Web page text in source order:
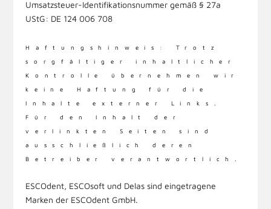
Umsatzsteuer-Identifikationsnummer gemäß § 27a
UStG: DE 124 006 708
Haftungshinweis: Trotz
sorgfältiger inhaltlicher
Kontrolle übernehmen wir
keine Haftung für die
Inhalte externer Links.
Für den Inhalt der
verlinkten Seiten sind
ausschließlich deren
Betreiber verantwortlich.
ESCOdent, ESCOsoft und Delas sind eingetragene
Marken der ESCOdent GmbH.